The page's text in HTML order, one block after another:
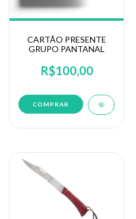
CARTÃO PRESENTE
GRUPO PANTANAL
R$100,00
COMPRAR